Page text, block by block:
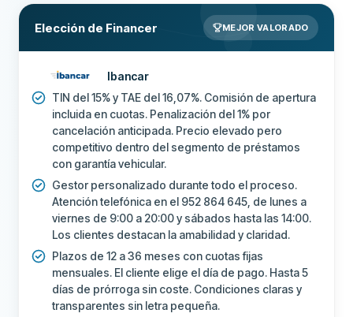
Elección de Financer MEJOR VALORADO
Ibancar
TIN del 15% y TAE del 16,07%. Comisión de apertura
incluida en cuotas. Penalización del 1% por
cancelación anticipada. Precio elevado pero
competitivo dentro del segmento de préstamos
con garantía vehicular.
Gestor personalizado durante todo el proceso.
Atención telefónica en el 952 864 645, de lunes a
viernes de 9:00 a 20:00 y sábados hasta las 14:00.
Los clientes destacan la amabilidad y claridad.
Plazos de 12 a 36 meses con cuotas fijas
mensuales. El cliente elige el día de pago. Hasta 5
días de prórroga sin coste. Condiciones claras y
transparentes sin letra pequeña.